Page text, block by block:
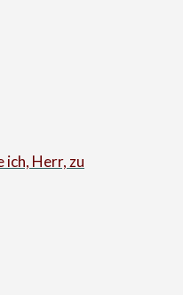
Herr, zu